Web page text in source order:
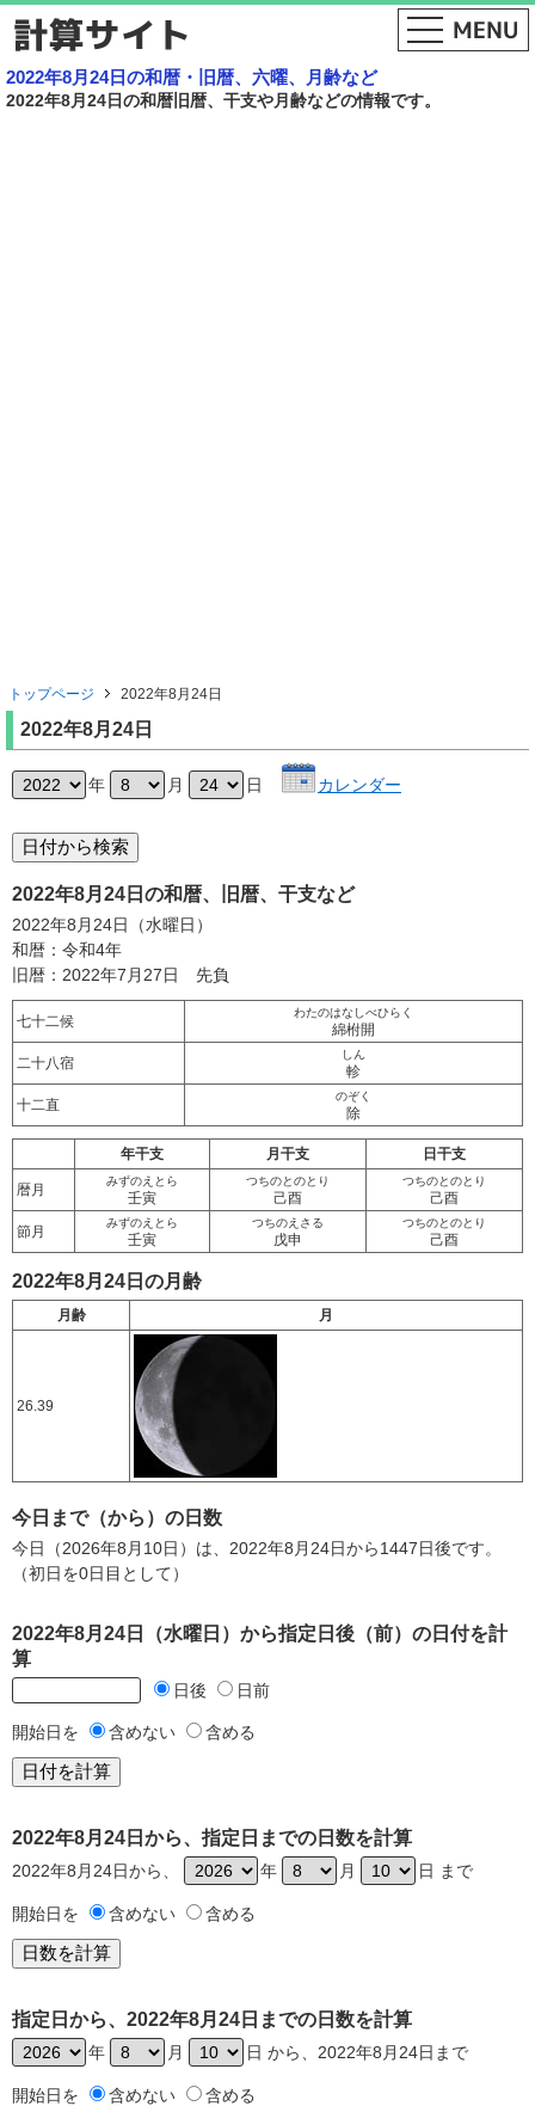
2022年8月24日の和暦・旧暦、六曜、月齢など
2022年8月24日の和暦旧暦、干支や月齢などの情報です。
トップページ 2022年8月24日
2022年8月24日
年 月 日 カレンダー
2022年8月24日の和暦、旧暦、干支など
2022年8月24日（水曜日）
和暦：令和4年
旧暦：2022年7月27日 先負
七十二候
わたのはなしべひらく
綿柎開
二十八宿
しん
軫
十二直
のぞく
除
年干支 月干支 日干支
暦月
みずのえとら
壬寅
つちのとのとり
己酉
つちのとのとり
己酉
節月
みずのえとら
壬寅
つちのえさる
戊申
つちのとのとり
己酉
2022年8月24日の月齢
月齢 月
26.39
今日まで（から）の日数
今日（2026年8月10日）は、2022年8月24日から1447日後です。
（初日を0日目として）
2022年8月24日（水曜日）から指定日後（前）の日付を計
算
日後 日前
開始日を 含めない 含める
2022年8月24日から、指定日までの日数を計算
2022年8月24日から、 年 月 日 まで
開始日を 含めない 含める
指定日から、2022年8月24日までの日数を計算
年 月 日 から、2022年8月24日まで
開始日を 含めない 含める